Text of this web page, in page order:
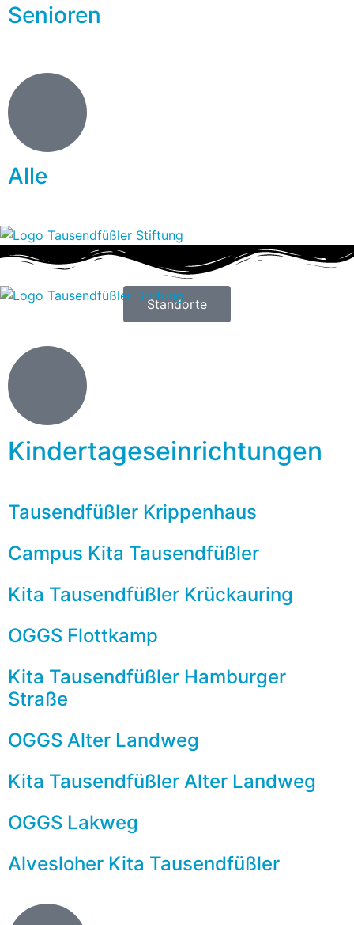
Senioren
Alle
Standorte
Kindertageseinrichtungen
Tausendfüßler Krippenhaus
Campus Kita Tausendfüßler
Kita Tausendfüßler Krückauring
OGGS Flottkamp
Kita Tausendfüßler Hamburger
Straße
OGGS Alter Landweg
Kita Tausendfüßler Alter Landweg
OGGS Lakweg
Alvesloher Kita Tausendfüßler